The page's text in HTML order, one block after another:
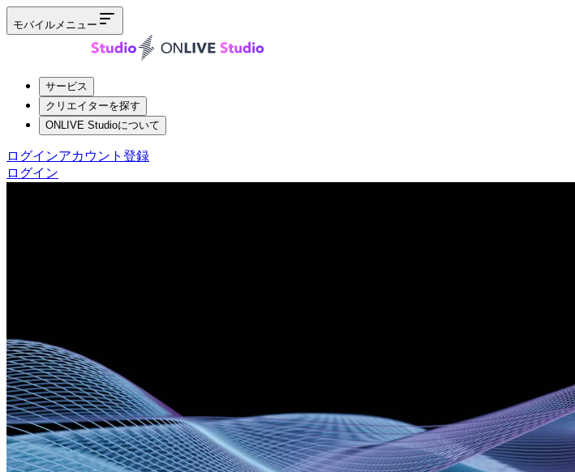
モバイルメニュー
サービス
クリエイターを探す
ONLIVE Studioについて
ログインアカウント登録
ログイン